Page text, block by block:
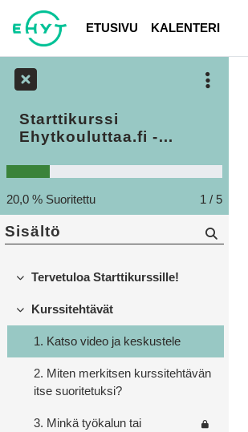
Siirry pääsisältöön
ETUSIVU
KALENTERI
Starttikurssi
Ehytkouluttaa.fi -
20,0 % Suoritettu 1 / 5
Sisältö
Tiivistä
Tervetuloa Starttikurssille!
Tiivistä
Kurssitehtävät
1. Katso video ja keskustele
2. Miten merkitsen kurssitehtävän
itse suoritetuksi?
3. Minkä työkalun tai